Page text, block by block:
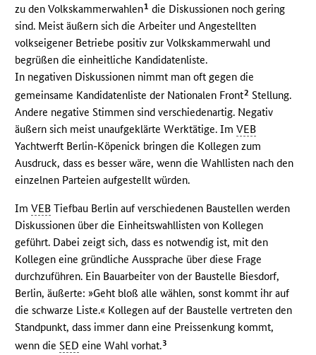
zu den Volkskammerwahlen1 die Diskussionen noch gering
sind. Meist äußern sich die Arbeiter und Angestellten
volkseigener Betriebe positiv zur Volkskammerwahl und
begrüßen die einheitliche Kandidatenliste.
In negativen Diskussionen nimmt man oft gegen die
gemeinsame Kandidatenliste der Nationalen Front2 Stellung.
Andere negative Stimmen sind verschiedenartig. Negativ
äußern sich meist unaufgeklärte Werktätige. ImVEB
Yachtwerft Berlin-Köpenick bringen die Kollegen zum
Ausdruck, dass es besser wäre, wenn die Wahllisten nach den
einzelnen Parteien aufgestellt würden.
ImVEB Tiefbau Berlin auf verschiedenen Baustellen werden
Diskussionen über die Einheitswahllisten von Kollegen
geführt. Dabei zeigt sich, dass es notwendig ist, mit den
Kollegen eine gründliche Aussprache über diese Frage
durchzuführen. Ein Bauarbeiter von der Baustelle Biesdorf,
Berlin, äußerte: »Geht bloß alle wählen, sonst kommt ihr auf
die schwarze Liste.« Kollegen auf der Baustelle vertreten den
Standpunkt, dass immer dann eine Preissenkung kommt,
wenn dieSED eine Wahl vorhat.3